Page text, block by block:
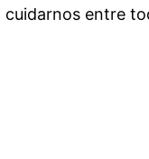
cuidarnos entre